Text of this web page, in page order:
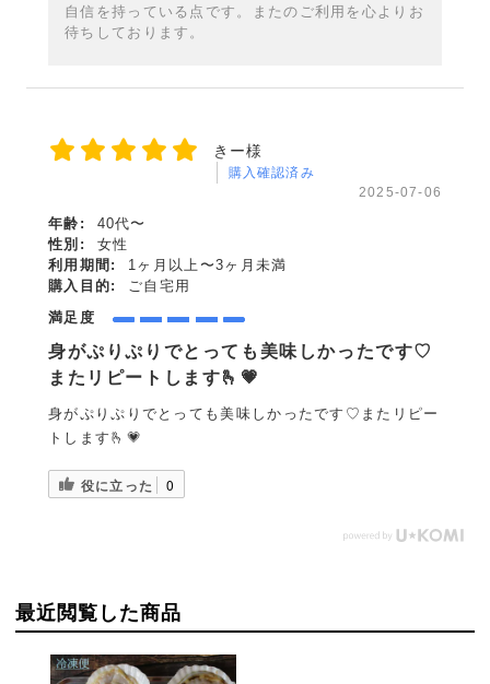
自信を持っている点です。またのご利用を心よりお
待ちしております。
きー様
購入確認済み
2025-07-06
年齢:
40代〜
性別:
女性
利用期間:
1ヶ月以上〜3ヶ月未満
購入目的:
ご自宅用
満足度
身がぷりぷりでとっても美味しかったです♡
またリピートします🫰💗
身がぷりぷりでとっても美味しかったです♡またリピー
トします🫰💗
役に立った 0
最近閲覧した商品